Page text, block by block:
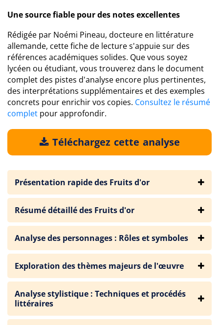
Une source fiable pour des notes excellentes
Rédigée par Noémi Pineau, docteure en littérature
allemande, cette fiche de lecture s'appuie sur des
références académiques solides. Que vous soyez
lycéen ou étudiant, vous trouverez dans le document
complet des pistes d'analyse encore plus pertinentes,
des interprétations supplémentaires et des exemples
concrets pour enrichir vos copies. Consultez le résumé
complet pour approfondir.
Téléchargez cette analyse
Présentation rapide des Fruits d'or
Résumé détaillé des Fruits d'or
Analyse des personnages : Rôles et symboles
Exploration des thèmes majeurs de l'œuvre
Analyse stylistique : Techniques et procédés
littéraires